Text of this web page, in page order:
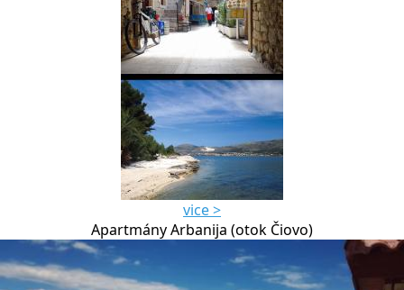
vice >
Apartmány Arbanija (otok Čiovo)